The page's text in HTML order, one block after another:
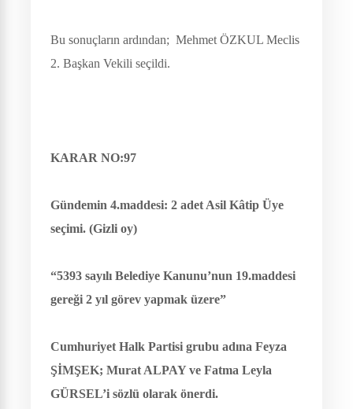
Bu sonuçların ardından; Mehmet ÖZKUL Meclis
2. Başkan Vekili seçildi.
KARAR NO:97
Gündemin 4.maddesi: 2 adet Asil Kâtip Üye
seçimi. (Gizli oy)
“5393 sayılı Belediye Kanunu’nun 19.maddesi
gereği 2 yıl görev yapmak üzere”
Cumhuriyet Halk Partisi grubu adına Feyza
ŞİMŞEK; Murat ALPAY ve Fatma Leyla
GÜRSEL’i sözlü olarak önerdi.